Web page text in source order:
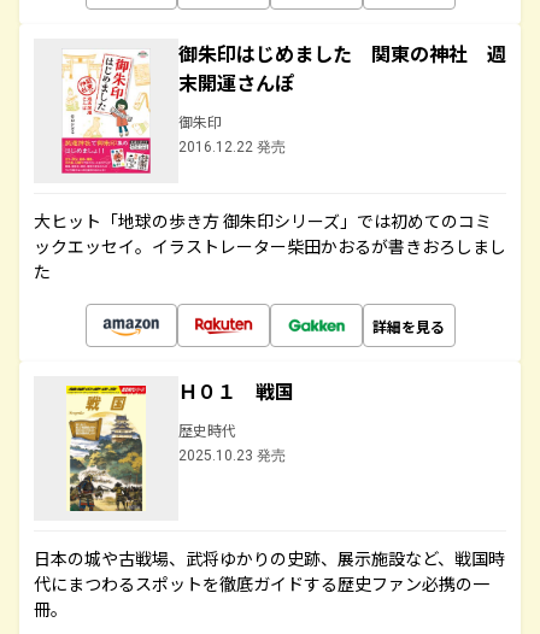
御朱印はじめました 関東の神社 週
末開運さんぽ
御朱印
2016.12.22 発売
大ヒット「地球の歩き方 御朱印シリーズ」では初めてのコミ
ックエッセイ。イラストレーター柴田かおるが書きおろしまし
た
詳細を見る
Ｈ０１ 戦国
歴史時代
2025.10.23 発売
日本の城や古戦場、武将ゆかりの史跡、展示施設など、戦国時
代にまつわるスポットを徹底ガイドする歴史ファン必携の一
冊。